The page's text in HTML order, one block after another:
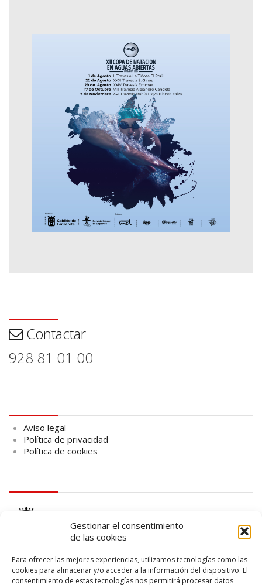
Gestionar el consentimiento
de las cookies
Para ofrecer las mejores experiencias, utilizamos tecnologías como las
cookies para almacenar y/o acceder a la información del dispositivo. El
consentimiento de estas tecnologías nos permitirá procesar datos
Contactar
928 81 01 00
Aviso legal
Política de privacidad
Política de cookies